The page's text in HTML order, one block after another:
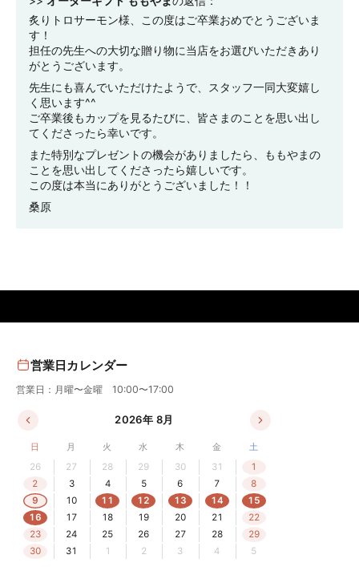
炙りトロサーモン様、この度はご卒業おめでとうございま
す！
担任の先生への大切な贈り物に当店をお選びいただきあり
がとうございます。
先生にも喜んでいただけたようで、スタッフ一同大変嬉し
く思います^^
ご卒業後もカップを見るたびに、皆さまのことを思い出し
てくださったら幸いです。
また特別なプレゼントの機会がありましたら、ももやまの
ことを思い出してくださったら嬉しいです。
この度は本当にありがとうございました！！
桑原
営業日カレンダー
営業日：月曜〜金曜 10:00〜17:00
2026年 8月
日 月 火 水 木 金
土
26
27 28 29 30 31
1
2
3 4 5 6 7
8
9
10 11 12 13 14
15
16
17 18 19 20 21
22
23
24 25 26 27 28
29
30
31 1 2 3 4 5